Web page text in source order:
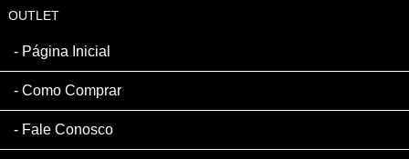
OUTLET
Página Inicial
Como Comprar
Fale Conosco